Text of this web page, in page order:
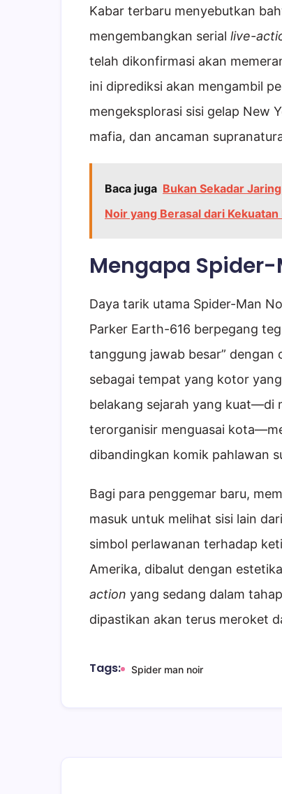
Kabar terbaru menyebutkan
mengembangkan serial live-
telah dikonfirmasi akan
ini diprediksi akan mengambil
mengeksplorasi sisi gelap New
mafia, dan ancaman
Baca juga Bukan Sekadar
Noir yang Berasal dari
Mengapa
Daya tarik utama Spider-Man
Parker Earth-616 berpegang
tanggung jawab besar” dengan
sebagai tempat yang kotor
belakang sejarah yang kuat—di
terorganisir menguasai
dibandingkan komik pahlawan
Bagi para penggemar baru,
masuk untuk melihat sisi lain
simbol perlawanan terhadap
Amerika, dibalut dengan
action yang sedang dalam
dipastikan akan terus meroket
Tags: Spider man noir